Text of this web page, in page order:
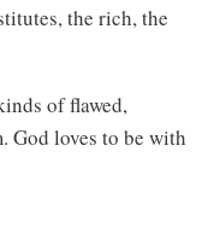
the rich, the
of flawed,
God loves to be with